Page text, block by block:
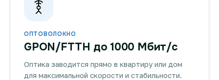
ОПТОВОЛОКНО
GPON/FTTH до 1000 Мбит/с
Оптика заводится прямо в квартиру или дом
для максимальной скорости и стабильности.